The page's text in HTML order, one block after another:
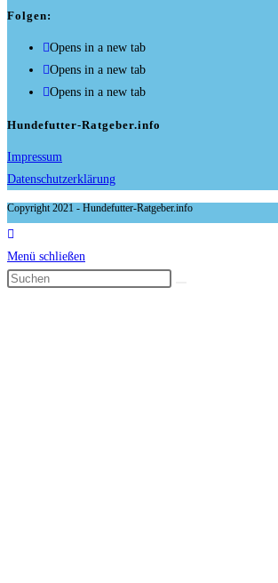
Folgen:
Opens in a new tab
Opens in a new tab
Opens in a new tab
Hundefutter-Ratgeber.info
Impressum
Datenschutzerklärung
Copyright 2021 - Hundefutter-Ratgeber.info
Menü schließen